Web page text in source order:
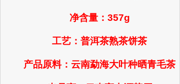
净含量：357g
工艺：普洱茶熟茶饼茶
产品原料：云南勐海大叶种晒青毛茶